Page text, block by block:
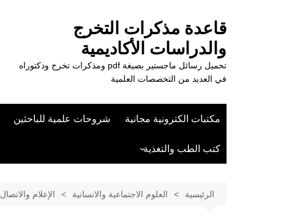
قاعدة مذكرات التخرج
والدراسات الأكاديمية
تحميل رسائل ماجستير بصيغة pdf ومذكرات تخرج ودكتوراه
في العديد من التخصصات العلمية
مكتبات الكترونية مجانية شروحات علمية للباحثين
كتب الطب والتغذية
الرئيسية العلوم الاجتماعية والانسانية الإعلام والاتصال